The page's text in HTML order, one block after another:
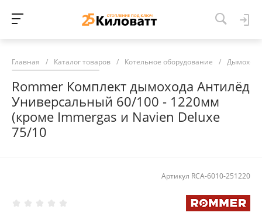
Главная / Каталог товаров / Котельное оборудование /
Rommer Комплект дымохода Антилёд
Универсальный 60/100 - 1220мм
(кроме Immergas и Navien Deluxe
75/10
Артикул RCA-6010-251220